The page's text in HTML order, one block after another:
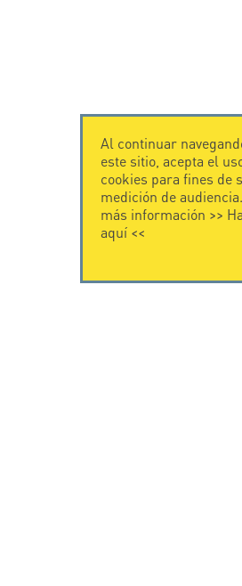
Al continuar
este sitio, acepta el
cookies para fines de
medición de
más información >>
aquí<<